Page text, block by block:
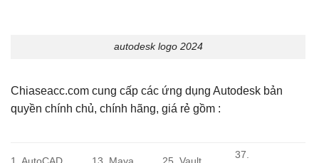
autodesk logo 2024
Chiaseacc.com cung cấp các ứng dụng Autodesk bản
quyền chính chủ, chính hãng, giá rẻ gồm :
37.